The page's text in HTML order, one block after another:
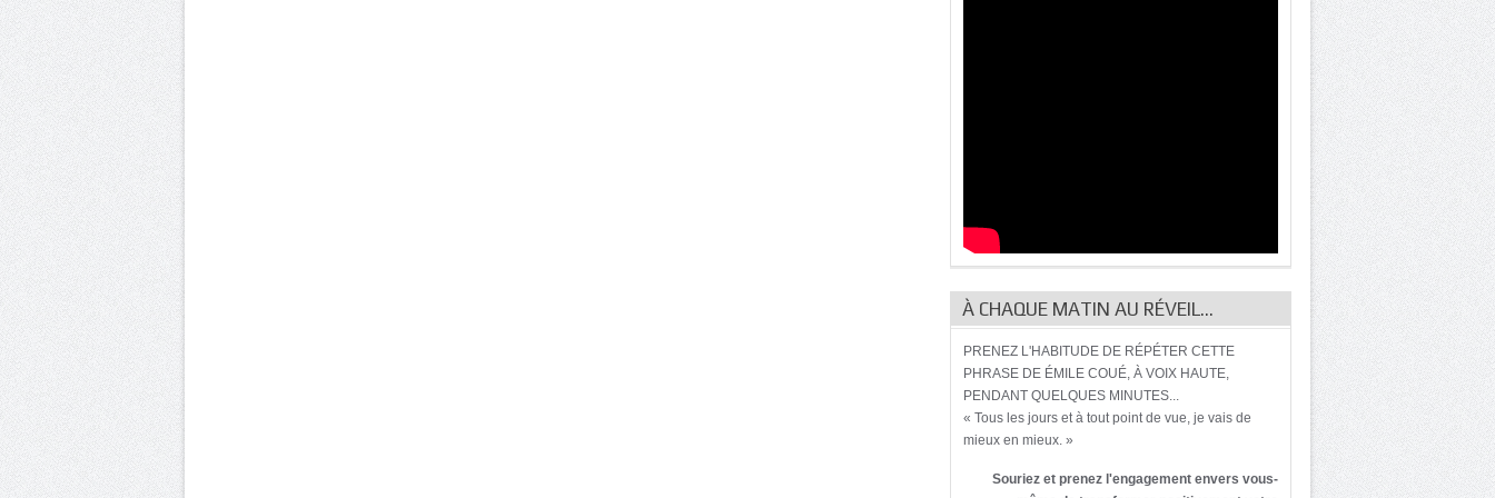
À CHAQUE MATIN AU RÉVEIL…
PRENEZ L'HABITUDE DE RÉPÉTER CETTE
PHRASE DE ÉMILE COUÉ, À VOIX HAUTE,
PENDANT QUELQUES MINUTES...
« Tous les jours et à tout point de vue, je vais de
mieux en mieux. »
Souriez et prenez l'engagement envers vous-